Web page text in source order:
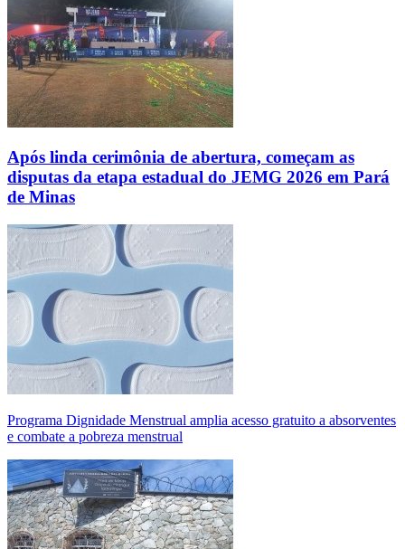
Após linda cerimônia de abertura, começam as
disputas da etapa estadual do JEMG 2026 em Pará
de Minas
Programa Dignidade Menstrual amplia acesso gratuito a absorventes
e combate a pobreza menstrual